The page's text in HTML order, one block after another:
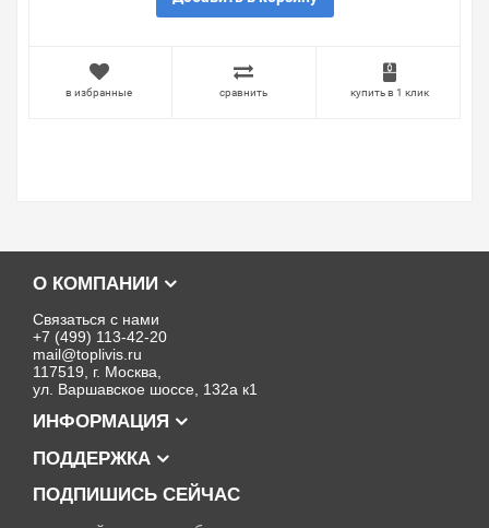
в избранные сравнить купить в 1 клик
О КОМПАНИИ
Связаться с нами
+7 (499) 113-42-20
mail@toplivis.ru
117519, г. Москва,
ул. Варшавское шоссе, 132а к1
ИНФОРМАЦИЯ
ПОДДЕРЖКА
ПОДПИШИСЬ СЕЙЧАС